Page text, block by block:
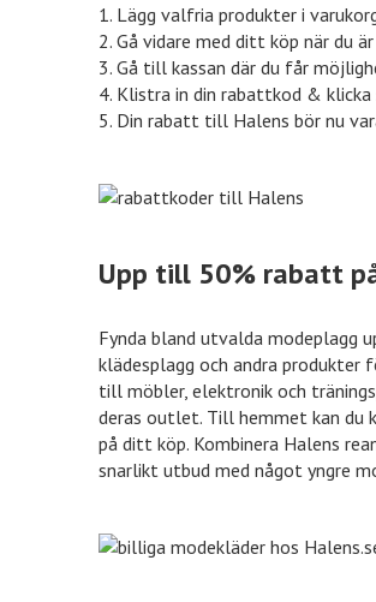
1. Lägg valfria produkter i
2. Gå vidare med ditt köp när du
3. Gå till kassan där du får
4. Klistra in din rabattkod & klicka
5. Din rabatt till Halens bör nu
Upp till 50% rabatt
Fynda bland utvalda modeplagg
klädesplagg och andra
till möbler, elektronik och
deras outlet. Till hemmet kan du
på ditt köp. Kombinera Halens
snarlikt utbud med något yngre
%% rabatt
70% rabatt
10% rabatt